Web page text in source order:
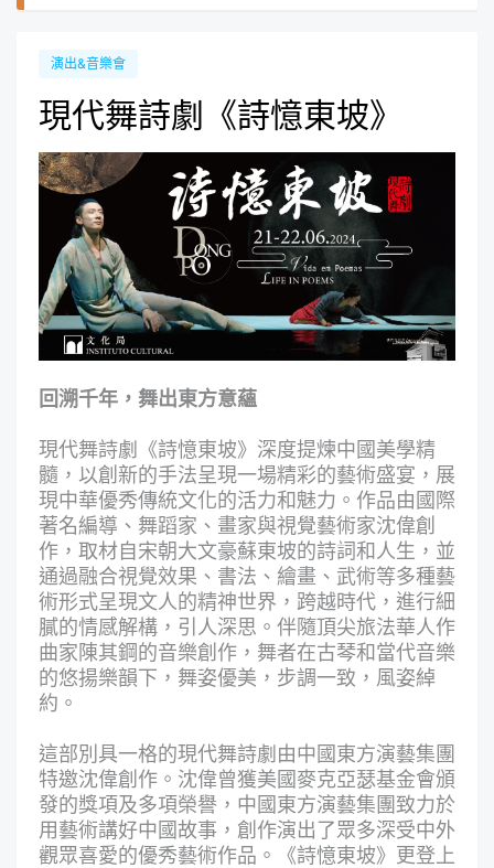
演出&音樂會
現代舞詩劇《詩憶東坡》
回溯千年，舞出東方意蘊
現代舞詩劇《詩憶東坡》深度提煉中國美學精
髓，以創新的手法呈現一場精彩的藝術盛宴，展
現中華優秀傳統文化的活力和魅力。作品由國際
著名編導、舞蹈家、畫家與視覺藝術家沈偉創
作，取材自宋朝大文豪蘇東坡的詩詞和人生，並
通過融合視覺效果、書法、繪畫、武術等多種藝
術形式呈現文人的精神世界，跨越時代，進行細
膩的情感解構，引人深思。伴隨頂尖旅法華人作
曲家陳其鋼的音樂創作，舞者在古琴和當代音樂
的悠揚樂韻下，舞姿優美，步調一致，風姿綽
約。
這部別具一格的現代舞詩劇由中國東方演藝集團
特邀沈偉創作。沈偉曾獲美國麥克亞瑟基金會頒
發的獎項及多項榮譽，中國東方演藝集團致力於
用藝術講好中國故事，創作演出了眾多深受中外
觀眾喜愛的優秀藝術作品。《詩憶東坡》更登上